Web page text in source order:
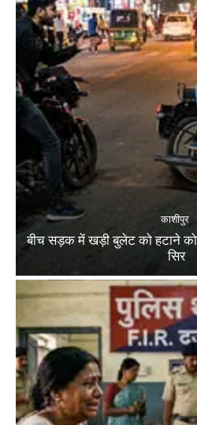
काशीपुर
बीच सड़क में खड़ी बुलेट को हटाने को
सिर